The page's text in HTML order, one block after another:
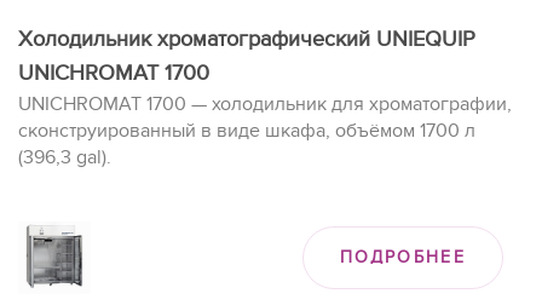
Холодильник хроматографический UNIEQUIP
UNICHROMAT 1700
UNICHROMAT 1700 — холодильник для хроматографии,
сконструированный в виде шкафа, объёмом 1700 л
(396,3 gal).
ПОДРОБНЕЕ